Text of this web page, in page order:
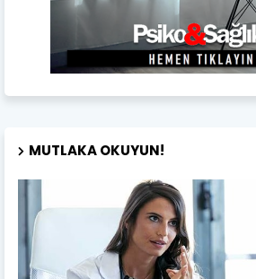
MUTLAKA OKUYUN!